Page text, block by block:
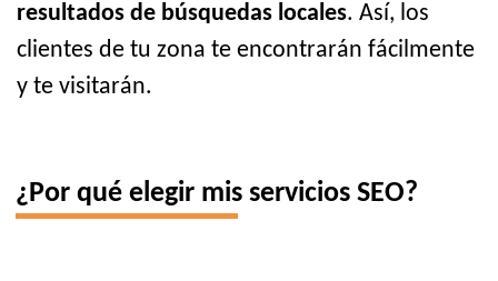
resultados de búsquedas locales. Así, los
clientes de tu zona te encontrarán fácilmente
y te visitarán.
¿Por qué elegir mis servicios SEO?